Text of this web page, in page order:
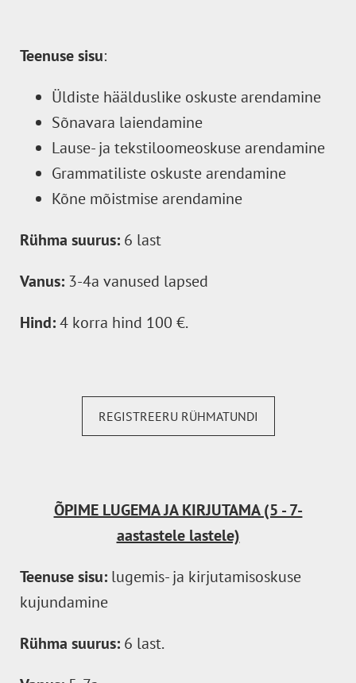
Teenuse sisu:
Üldiste häälduslike oskuste arendamine
Sõnavara laiendamine
Lause- ja tekstiloomeoskuse arendamine
Grammatiliste oskuste arendamine
Kõne mõistmise arendamine
Rühma suurus: 6 last
Vanus: 3-4a vanused lapsed
Hind:4 korra hind 100 €.
REGISTREERU RÜHMATUNDI
ÕPIME LUGEMA JA KIRJUTAMA (5 - 7-
aastastele lastele)
Teenuse sisu: lugemis- ja kirjutamisoskuse
kujundamine
Rühma suurus: 6 last.